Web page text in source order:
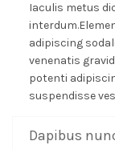
Iaculis metus
adipiscing
venenatis
potenti
suspendisse
Dapibus